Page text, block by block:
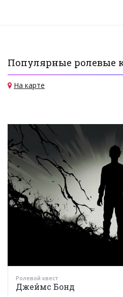
Популярные ролевые
На карте
Ролевой квест
Джеймс Бонд